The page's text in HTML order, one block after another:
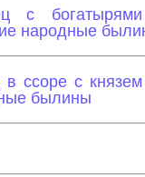
с
народные
ссоре с
былины